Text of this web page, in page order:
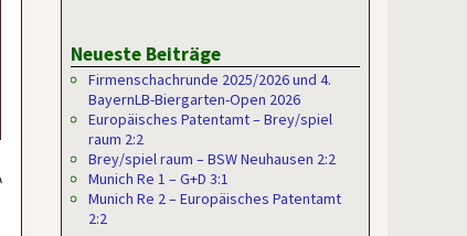
Neueste Beiträge
Firmenschachrunde 2025/2026 und 4.
BayernLB-Biergarten-Open 2026
Europäisches Patentamt – Brey/spiel
raum 2:2
Brey/spiel raum – BSW Neuhausen 2:2
Munich Re 1 – G+D 3:1
Munich Re 2 – Europäisches Patentamt
2:2